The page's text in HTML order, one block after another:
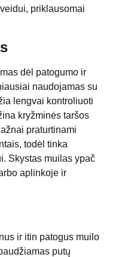
priklausomai
dėl patogumo ir
naudojamas su
lengvai kontroliuoti
kryžminės taršos
praturtinami
todėl tinka
Skystas muilas ypač
aplinkoje ir
ir itin patogus muilo
putų